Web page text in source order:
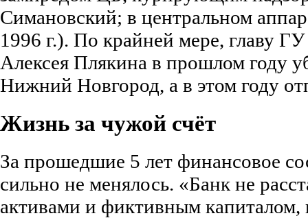
Симановский; в центральном
1996 г.). По крайней мере, главу
Алексея Плякина в прошлом году
Нижний Новгород, а в этом году
Жизнь за чужой счёт
За прошедшие 5 лет финансовое
сильно не менялось. «Банк не
активами и фиктивным капиталом,